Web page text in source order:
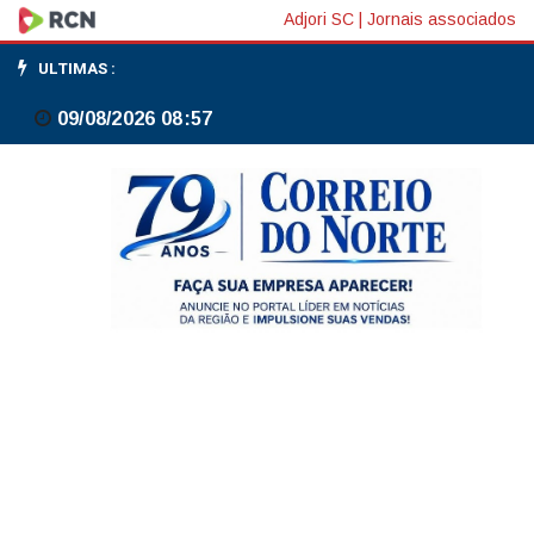
PF
recupera
e
devolve
sacras
Adjori SC Jornais associados
ULTIMAS :
09/08/2026 08:57